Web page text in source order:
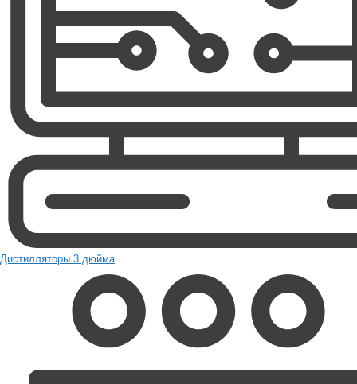
Дистилляторы 3 дюйма